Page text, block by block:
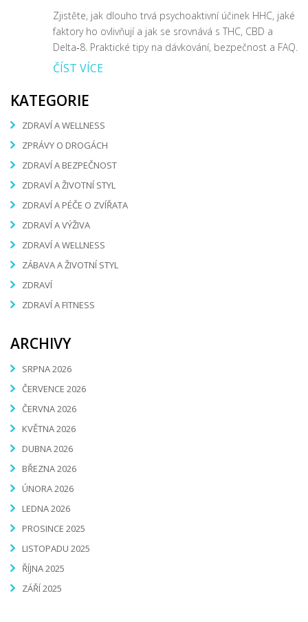
Zjistěte, jak dlouho trvá psychoaktivní účinek HHC, jaké
faktory ho ovlivňují a jak se srovnává s THC, CBD a
Delta‑8. Praktické tipy na dávkování, bezpečnost a FAQ.
ČÍST VÍCE
KATEGORIE
ZDRAVÍ A WELLNESS
ZPRÁVY O DROGÁCH
ZDRAVÍ A BEZPEČNOST
ZDRAVÍ A ŽIVOTNÍ STYL
ZDRAVÍ A PÉČE O ZVÍŘATA
ZDRAVÍ A VÝŽIVA
ZDRAVÍ A WELLNESS
ZÁBAVA A ŽIVOTNÍ STYL
ZDRAVÍ
ZDRAVÍ A FITNESS
ARCHIVY
SRPNA 2026
ČERVENCE 2026
ČERVNA 2026
KVĚTNA 2026
DUBNA 2026
BŘEZNA 2026
ÚNORA 2026
LEDNA 2026
PROSINCE 2025
LISTOPADU 2025
ŘÍJNA 2025
ZÁŘÍ 2025